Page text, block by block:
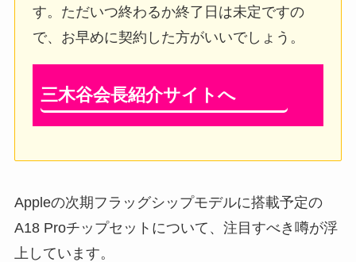
す。ただいつ終わるか終了日は未定ですの
で、お早めに契約した方がいいでしょう。
三木谷会長紹介サイトへ
Appleの次期フラッグシップモデルに搭載予定の
A18 Proチップセットについて、注目すべき噂が浮
上しています。